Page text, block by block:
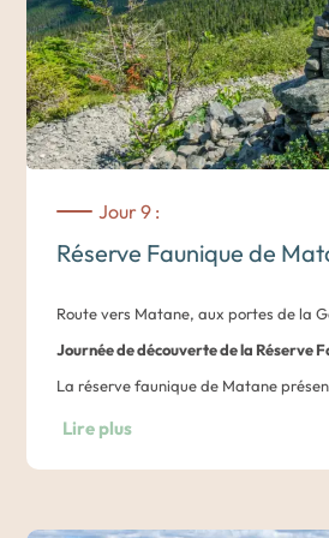
Des suggestions de randonnées et
proposées dans votre carnet de
Nuit dans un hébergement aux
Jour 9 :
Réserve Faunique de
Route vers Matane, aux portes de la
Journée de découverte de la Réserve
La réserve faunique de Matane
panorama montagneux saisissant
l’Étang à la truite, les montagnes
Lire plus